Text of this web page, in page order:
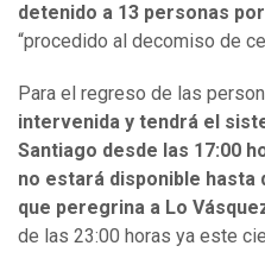
detenido a 13 personas
“procedido al decomiso de
Para el regreso de las
intervenida y tendrá el
Santiago desde las 17:00
no estará disponible hasta
que peregrina a Lo
de las 23:00 horas ya este